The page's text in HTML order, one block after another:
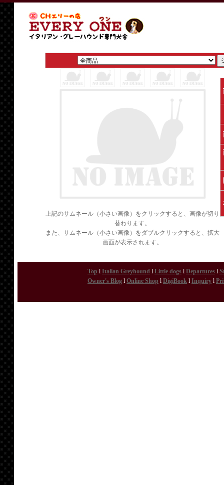
上記のサムネール（小さい画像）をクリックすると、画像が切り
替わります。
また、サムネール（小さい画像）をダブルクリックすると、拡大
画面が表示されます。
Top l Italian Greyhound l Little dogs l Departures l
Owner's Blog l Online Shop l DigiBook l Inquiry l